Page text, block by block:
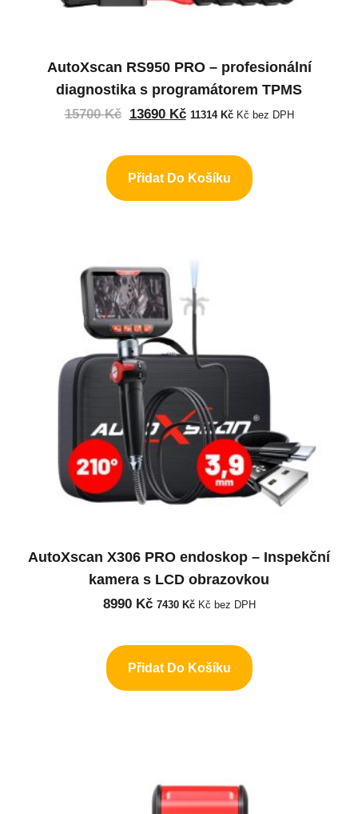
AutoXscan RS950 PRO – profesionální
diagnostika s programátorem TPMS
15700Kč 13690 Kč 11314 KčKč bez DPH
Přidat Do Košíku
AutoXscan X306 PRO endoskop – Inspekční
kamera s LCD obrazovkou
8990 Kč 7430 KčKč bez DPH
Přidat Do Košíku